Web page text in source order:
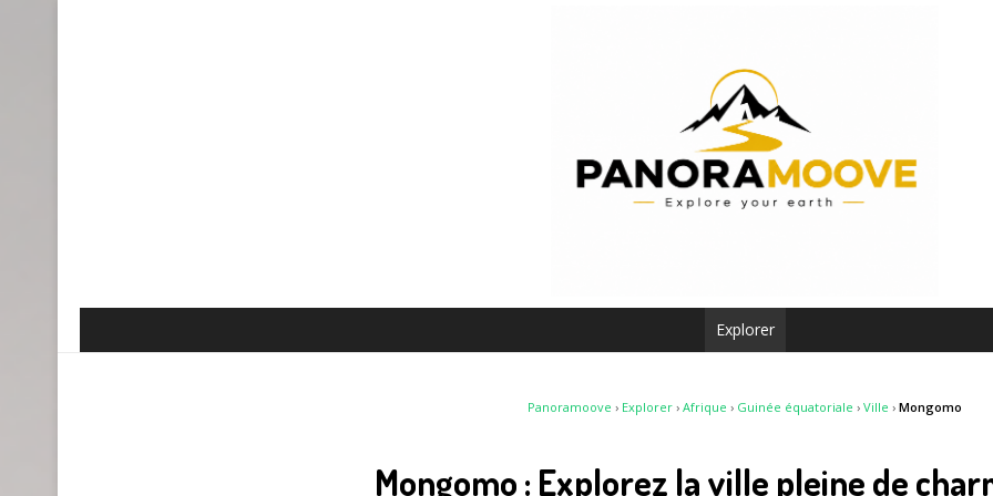
Explorer
Panoramoove › Explorer › Afrique › Guinée équatoriale › Ville › Mongomo
Mongomo : Explorez la ville pleine de